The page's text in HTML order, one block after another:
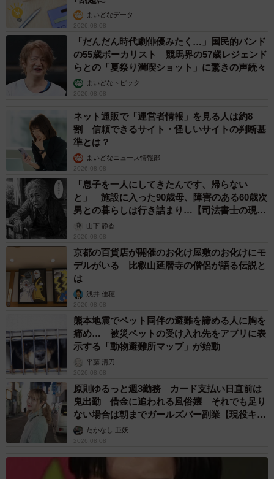
まいどなデータ
2026.08.08
「だんだん時代劇俳優みたく…」国民的バンド
の55歳ボーカリスト 競馬界の57歳レジェンド
らとの「夏祭り満喫ショット」に驚きの声続々
まいどなトピック
2026.08.08
ネット通販で「運営者情報」を見る人は約8
割 信頼できるサイト・怪しいサイトの判断基
準とは？
まいどなニュース情報部
2026.08.08
「息子を一人にしてきたんです、帰らない
と」 施設に入った90歳母、障害のある60歳次
男との暮らしは行き詰まり…【司法書士の現場
から】山下 静香
2026.08.08
京都の百貨店が開催のお化け屋敷のお化けにモ
デルがいる 比叡山延暦寺の僧侶が語る伝説と
は
浅井 佳穂
2026.08.08
熊本地震でペット同伴の避難を諦める人に胸を
痛め… 被災ペットの受け入れ先をアプリに表
示する「動物避難所マップ」が始動
平藤 清刀
2026.08.08
原則ゆるっと週3勤務 カード支払い日直前は
鬼出勤 借金に追われる風俗嬢 それでも足り
ない場合は朝までガールズバー副業【現役キャ
ストに取材】
たかなし 亜妖
2026.08.08